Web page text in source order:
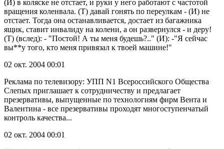
(И) в коляске не отстает, и руки у него работают с частотой
вращения коленвала. (Т) давай гонять по переулкам - (И) не
отстает. Тогда она останавливается, достает из багажника
ящик, ставит инвалиду на колени, а он развернулся - и деру!
(Т) (вслед): - "Постой! А ты меня будешь?.." (И): -"Я сейчас
вы**у того, кто меня привязал к твоей машине!"
02 окт. 2004 00:01
Реклама по телевизору: УПП N1 Всероссийского Общества
Слепых приглашает к сотрудничеству и предлагает
презервативы, выпущенные по технологиям фирм Вента и
Валентина - все прeзервативы проходят многоступенчатый
контроль качества...
02 окт. 2004 00:01